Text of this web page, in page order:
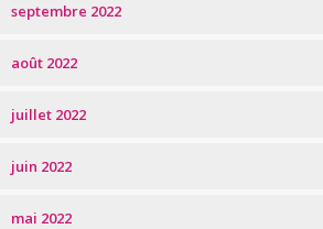
septembre 2022
août 2022
juillet 2022
juin 2022
mai 2022